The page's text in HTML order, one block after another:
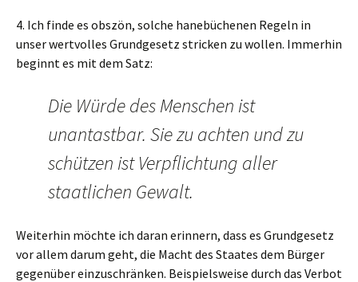
4. Ich finde es obszön, solche hanebüchenen Regeln in
unser wertvolles Grundgesetz stricken zu wollen. Immerhin
beginnt es mit dem Satz:
Die Würde des Menschen ist
unantastbar. Sie zu achten und zu
schützen ist Verpflichtung aller
staatlichen Gewalt.
Weiterhin möchte ich daran erinnern, dass es Grundgesetz
vor allem darum geht, die Macht des Staates dem Bürger
gegenüber einzuschränken. Beispielsweise durch das Verbot